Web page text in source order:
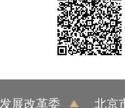
展改革委 北京